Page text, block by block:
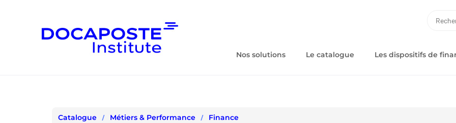
Nos solutions Le catalogue Les dispositifs de
Catalogue Métiers & Performance Finance